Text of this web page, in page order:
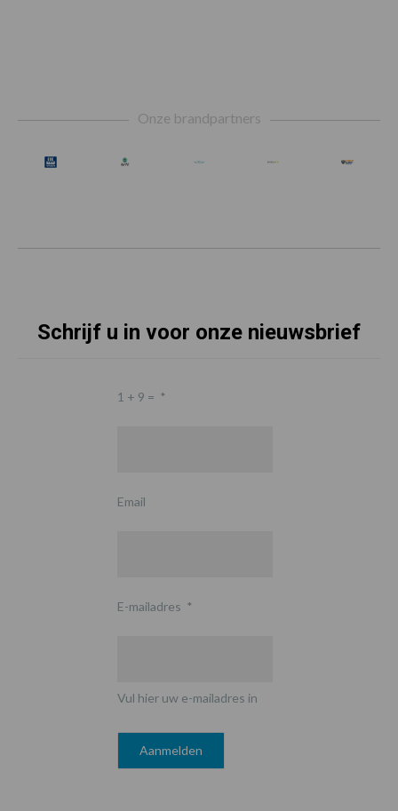
Onze brandpartners
Schrijf u in voor onze nieuwsbrief
1 + 9 = *
Email
E-mailadres *
Vul hier uw e-mailadres in